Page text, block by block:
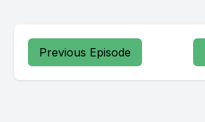
Previous Episode